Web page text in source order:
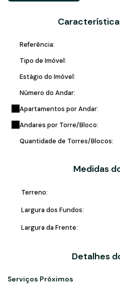
Referência:
Tipo de Imóvel:
Estágio do Imóvel:
Número do Andar:
Apartamentos por Andar:
Andares por Torre/Bloco:
Quantidade de Torres/Blocos:
Medidas
Terreno:
Largura dos Fundos:
Largura da Frente:
Detalhes
Serviços Próximos